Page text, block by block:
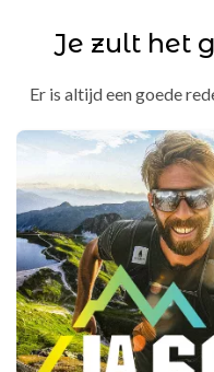
Je zult het
Er is altijd een goede